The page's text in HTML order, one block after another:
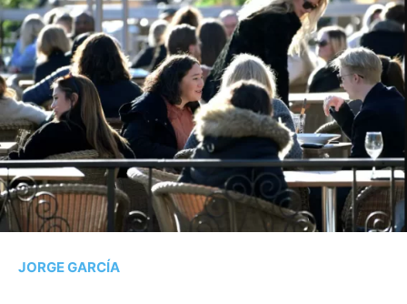
JORGE GARCÍA